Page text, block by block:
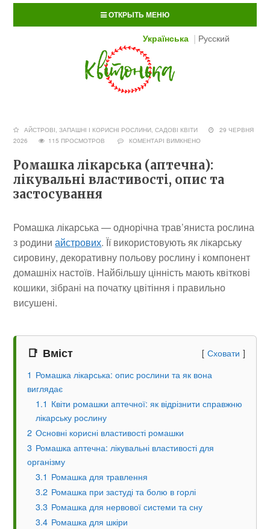
ОТКРЫТЬ МЕНЮ
Українська Русский
АЙСТРОВІ,ЗАПАШНІ І КОРИСНІ РОСЛИНИ,САДОВІ КВІТИ
29 ЧЕРВНЯ
2026
115 ПРОСМОТРОВ КОМЕНТАРІ ВИМКНЕНО
Ромашка лікарська (аптечна):
лікувальні властивості, опис та
застосування
Ромашка лікарська — однорічна трав’яниста рослина
з родиниайстрових. Її використовують як лікарську
сировину, декоративну польову рослину і компонент
домашніх настоїв. Найбільшу цінність мають квіткові
кошики, зібрані на початку цвітіння і правильно
висушені.
Вміст Сховати
1 Ромашка лікарська: опис рослини та як вона
виглядає
1.1 Квіти ромашки аптечної: як відрізнити справжню
лікарську рослину
2 Основні корисні властивості ромашки
3 Ромашка аптечна: лікувальні властивості для
організму
3.1 Ромашка для травлення
3.2 Ромашка при застуді та болю в горлі
3.3 Ромашка для нервової системи та сну
3.4 Ромашка для шкіри